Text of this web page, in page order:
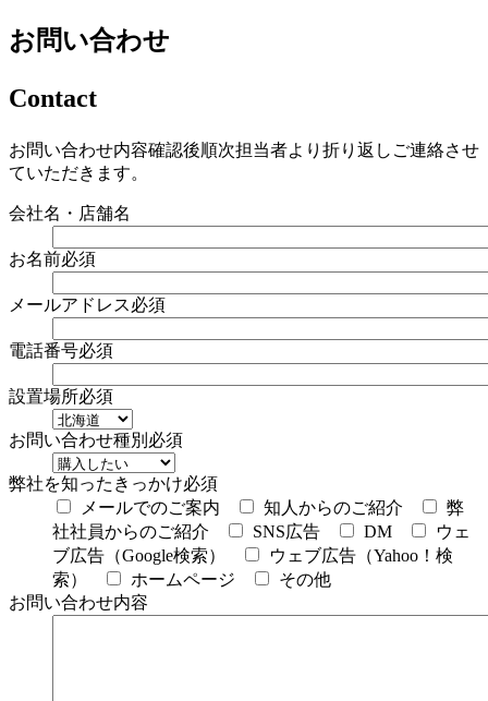
お問い合わせ
Contact
お問い合わせ内容確認後順次担当者より折り返しご連絡させ
ていただきます。
会社名・店舗名
お名前必須
メールアドレス必須
電話番号必須
設置場所必須
お問い合わせ種別 必須
弊社を知ったきっかけ必須
メールでのご案内
知人からのご紹介
弊
社社員からのご紹介
SNS広告 DM
ウェ
ブ広告（Google検索）
ウェブ広告（Yahoo！検
索）
ホームページ
その他
お問い合わせ内容